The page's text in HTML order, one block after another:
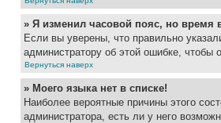
» Я изменил часовой пояс, но время
Если вы уверены, что правильно
администратору об этой ошибке, чтобы
Вернуться наверх
» Моего языка нет в списке!
Наиболее вероятные причины этого
администратора, есть ли у него